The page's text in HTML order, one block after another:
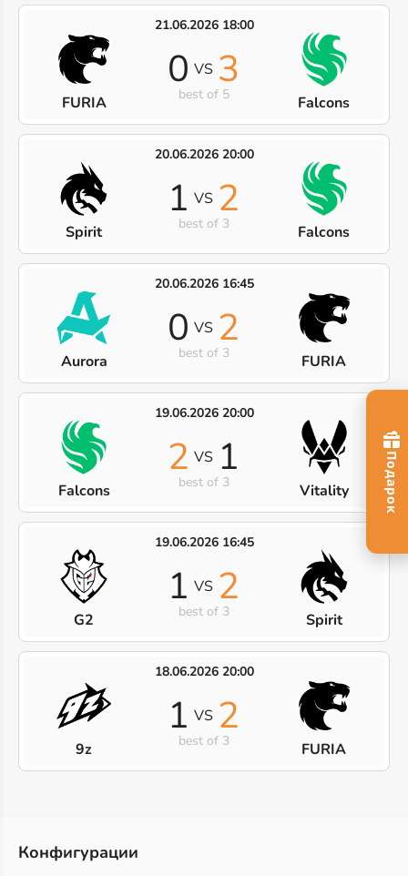
21.06.2026 18:00
FURIA
0 VS 3
best of 5 Falcons
20.06.2026 20:00
Spirit
1 VS 2
best of 3 Falcons
20.06.2026 16:45
Aurora
0 VS 2
best of 3 FURIA
19.06.2026 20:00
Falcons
2 VS 1
best of 3 Vitality
19.06.2026 16:45
G2
1 VS 2
best of 3 Spirit
18.06.2026 20:00
9z
1 VS 2
best of 3 FURIA
Конфигурации